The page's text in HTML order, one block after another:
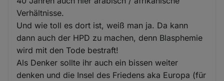
Verhältnisse.
Und wie toll es dort ist, weiß man ja. Da kann
dann auch der HPD zu machen, denn Blasphemie
wird mit den Tode bestraft!
Als Denker sollte ihr auch ein bissen weiter
denken und die Insel des Friedens aka Europa (für